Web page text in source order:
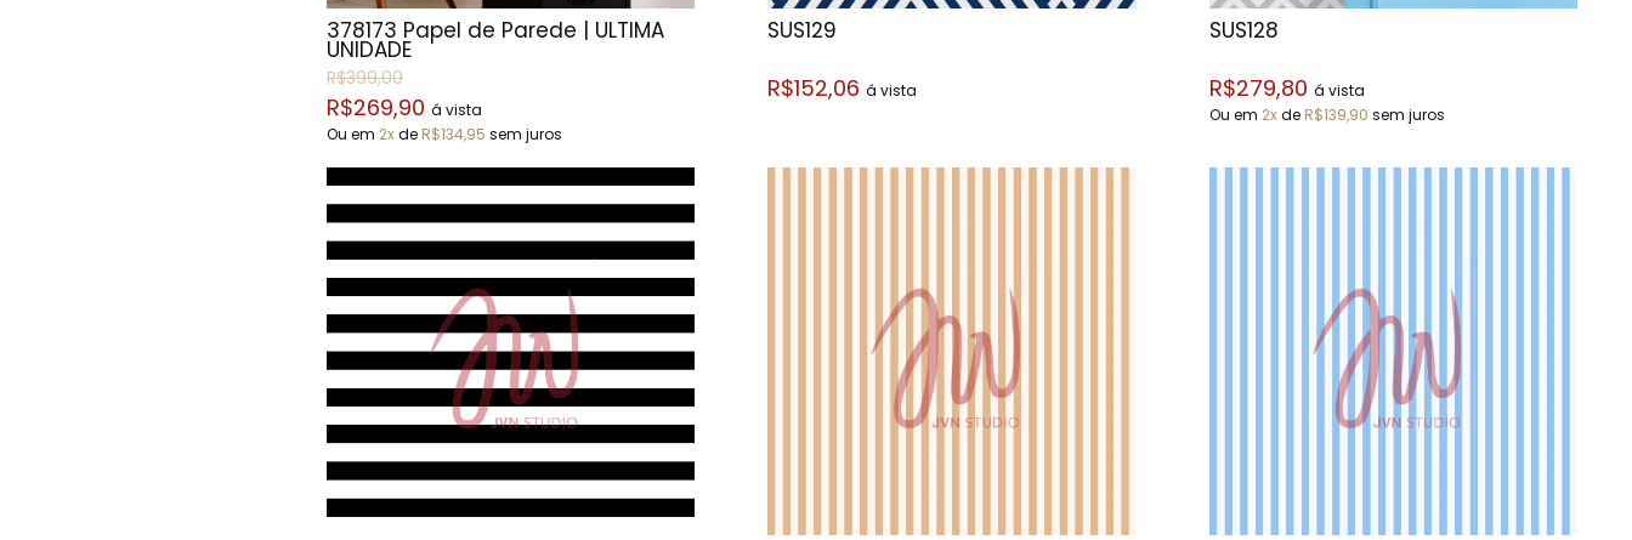
378173 Papel de Parede | ÚLTIMA
UNIDADE
R$399,00
R$269,90 á vista
Ou em 2xde R$134,95 sem juros
SUS129
R$152,06á vista
SUS128
R$279,80 á vista
Ou em 2xde R$139,90 sem juros